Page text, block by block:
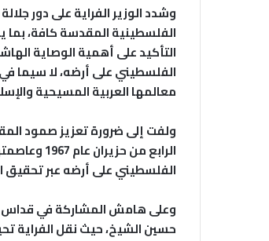
وشدد الوزير الفراية على دور
الفلسطينية المقدسة كافة،
التأكيد على أهمية الوصاية
الفلسطيني على أرضه، لا سيما في
معالمها العربية المسيحية
ولفت إلى ضرورة تعزيز صمود
الرابع
الفلسطيني على أرضه عبر تحقيق
وعلى هامش المشاركة في قداس
حسين الشيخ، حيث نقل الفراية